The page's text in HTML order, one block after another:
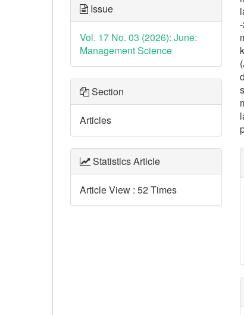
Issue
Vol. 17 No. 03 (2026): June:
Management Science
Section
Articles
Statistics Article
Article View : 52 Times
(